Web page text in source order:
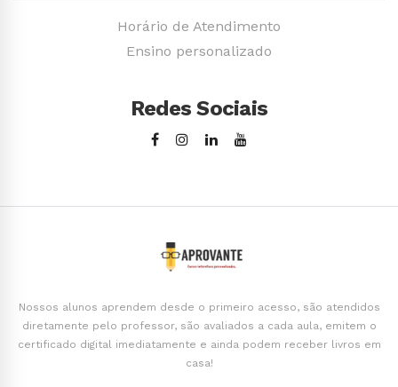
Horário de Atendimento
Ensino personalizado
Redes Sociais
Nossos alunos aprendem desde o primeiro acesso, são atendidos
diretamente pelo professor, são avaliados a cada aula, emitem o
certificado digital imediatamente e ainda podem receber livros em
casa!